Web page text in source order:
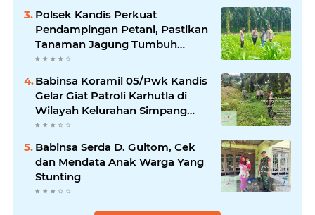
Polsek Kandis Perkuat
Pendampingan Petani, Pastikan
Tanaman Jagung Tumbuh
Optimal Dukung Swasembada
Pangan Nasional
Babinsa Koramil 05/Pwk Kandis
Gelar Giat Patroli Karhutla di
Wilayah Kelurahan Simpang
Belutu
Babinsa Serda D. Gultom, Cek
dan Mendata Anak Warga Yang
Stunting